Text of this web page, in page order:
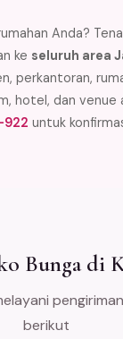
Anda?
ke seluruh area
perkantoran,
hotel, dan venue
922 untuk
Bunga di
berikut